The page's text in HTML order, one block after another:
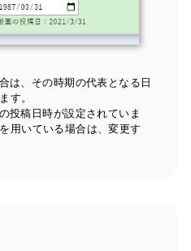
は、その時期の代表となる日
す。
投稿日時が設定されていま
用いている場合は、変更す